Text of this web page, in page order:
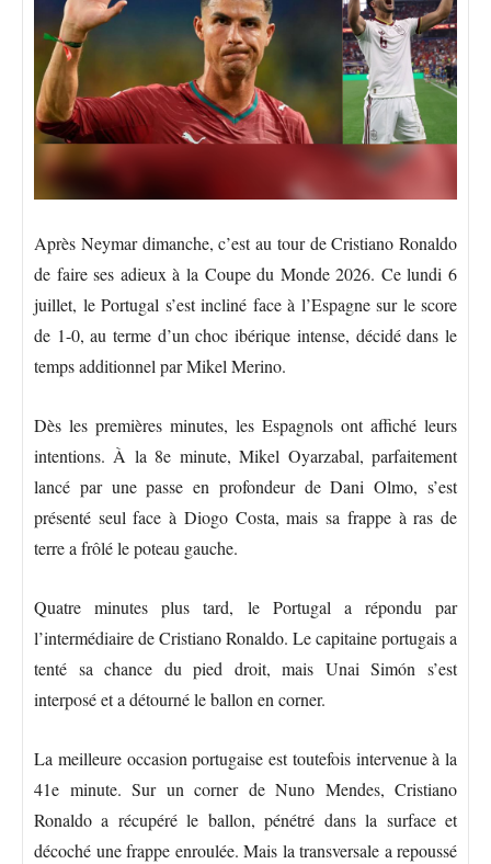
Après Neymar dimanche, c’est au tour de Cristiano Ronaldo
de faire ses adieux à la Coupe du Monde 2026. Ce lundi 6
juillet, le Portugal s’est incliné face à l’Espagne sur le score
de 1-0, au terme d’un choc ibérique intense, décidé dans le
temps additionnel par Mikel Merino.
Dès les premières minutes, les Espagnols ont affiché leurs
intentions. À la 8e minute, Mikel Oyarzabal, parfaitement
lancé par une passe en profondeur de Dani Olmo, s’est
présenté seul face à Diogo Costa, mais sa frappe à ras de
terre a frôlé le poteau gauche.
Quatre minutes plus tard, le Portugal a répondu par
l’intermédiaire de Cristiano Ronaldo. Le capitaine portugais a
tenté sa chance du pied droit, mais Unai Simón s’est
interposé et a détourné le ballon en corner.
La meilleure occasion portugaise est toutefois intervenue à la
41e minute. Sur un corner de Nuno Mendes, Cristiano
Ronaldo a récupéré le ballon, pénétré dans la surface et
décoché une frappe enroulée. Mais la transversale a repoussé